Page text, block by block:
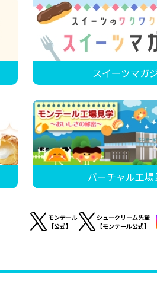
スイーツマガ
バーチャル工場
モンテール
【公式】
シュークリーム先輩
【モンテール公式】